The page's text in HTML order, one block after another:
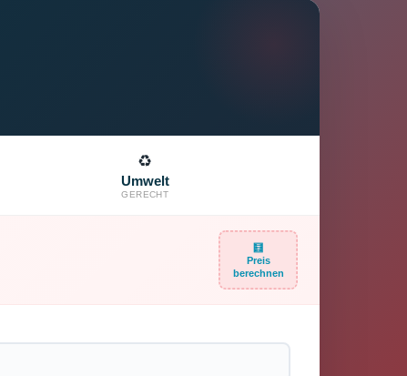
♻️
Umwelt
GERECHT
🧮
Preis
berechnen